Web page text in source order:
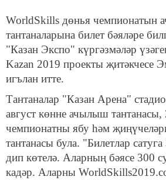
WorldSkills дөнья чемпионатын
тантаналарына билет бәяләре
"Казан Экспо" күргәзмәләр
Kazan 2019 проекты җитәкчесе
игълан итте.
Тантаналар "Казан Арена"
август көнне ачылыш тантанасы,
чемпионатны ябу һәм
тантанасы була. "Билетлар
дип көтелә. Аларның бәясе 300
кадәр. Аларны